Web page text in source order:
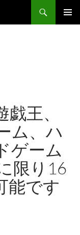
王、
ム、ハ
ゲーム
限り16
能です